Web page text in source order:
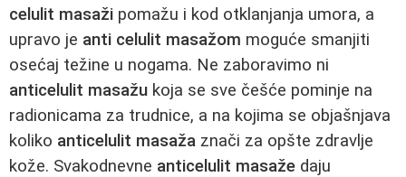
celulit masaži pomažu i kod otklanjanja umora, a
upravo je anti celulit masažom moguće smanjiti
osećaj težine u nogama. Ne zaboravimo ni
anticelulit masažu koja se sve češće pominje na
radionicama za trudnice, a na kojima se objašnjava
koliko anticelulit masaža znači za opšte zdravlje
kože. Svakodnevne anticelulit masaže daju